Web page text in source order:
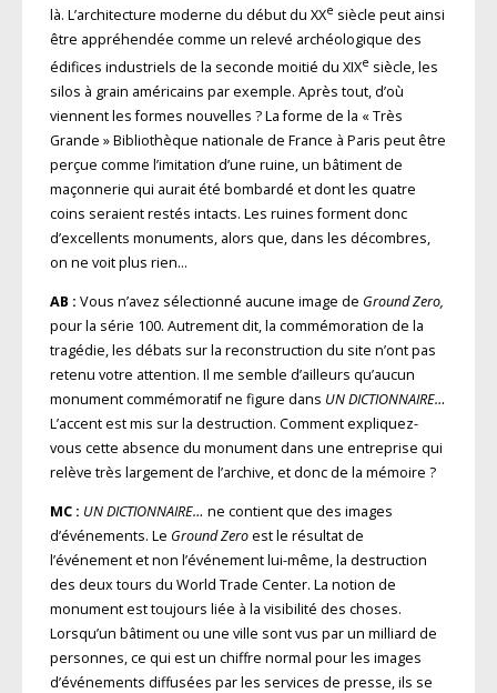
là. L’architecture moderne du début du XXe siècle peut ainsi
être appréhendée comme un relevé archéologique des
édifices industriels de la seconde moitié du XIXe siècle, les
silos à grain américains par exemple. Après tout, d’où
viennent les formes nouvelles ? La forme de la « Très
Grande » Bibliothèque nationale de France à Paris peut être
perçue comme l’imitation d’une ruine, un bâtiment de
maçonnerie qui aurait été bombardé et dont les quatre
coins seraient restés intacts. Les ruines forment donc
d’excellents monuments, alors que, dans les décombres,
on ne voit plus rien…
AB : Vous n’avez sélectionné aucune image de Ground Zero,
pour la série 100. Autrement dit, la commémoration de la
tragédie, les débats sur la reconstruction du site n’ont pas
retenu votre attention. Il me semble d’ailleurs qu’aucun
monument commémoratif ne figure dans UN DICTIONNAIRE…
L’accent est mis sur la destruction. Comment expliquez-
vous cette absence du monument dans une entreprise qui
relève très largement de l’archive, et donc de la mémoire ?
MC : UN DICTIONNAIRE… ne contient que des images
d’événements. Le Ground Zeroest le résultat de
l’événement et non l’événement lui-même, la destruction
des deux tours du World Trade Center. La notion de
monument est toujours liée à la visibilité des choses.
Lorsqu’un bâtiment ou une ville sont vus par un milliard de
personnes, ce qui est un chiffre normal pour les images
d’événements diffusées par les services de presse, ils se